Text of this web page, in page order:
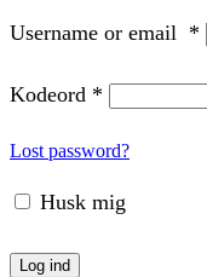
Username or email *
Kodeord *
Lost password?
Husk mig
Log ind